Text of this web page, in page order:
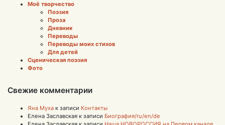
Моё творчество
Поэзия
Проза
Дневник
Переводы
Переводы моих стихов
Для детей
Сценическая поэзия
Фото
Свежие комментарии
Яна Муха к записи Контакты
Елена Заславская к записи Биография/ru/en/de